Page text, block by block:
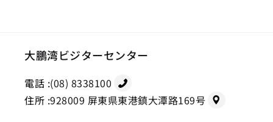
大鵬湾ビジターセンター
電話 :(08) 8338100
住所 :928009 屏東県東港鎮大潭路169号